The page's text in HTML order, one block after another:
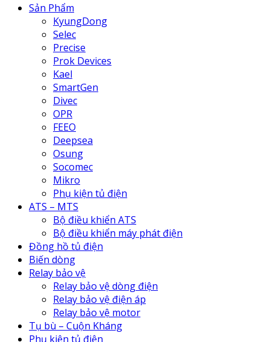
Sản Phẩm
KyungDong
Selec
Precise
Prok Devices
Kael
SmartGen
Divec
OPR
FEEO
Deepsea
Osung
Socomec
Mikro
Phụ kiện tủ điện
ATS – MTS
Bộ điều khiển ATS
Bộ điều khiển máy phát điện
Đồng hồ tủ điện
Biến dòng
Relay bảo vệ
Relay bảo vệ dòng điện
Relay bảo vệ điện áp
Relay bảo vệ motor
Tụ bù – Cuộn Kháng
Phụ kiện tủ điện